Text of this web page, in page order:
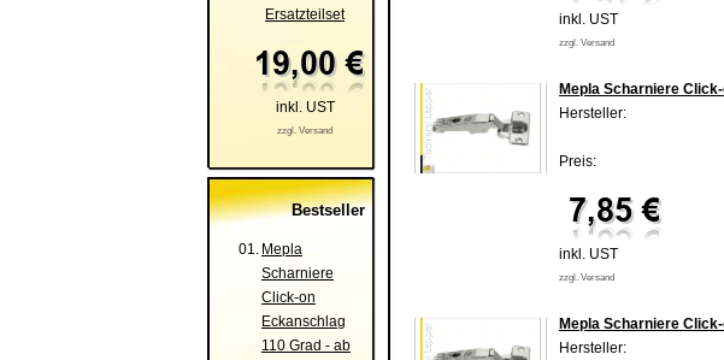
Ersatzteilset
inkl. UST
zzgl. Versand
Bestseller
01. Mepla
Scharniere
Click-on
Eckanschlag
110 Grad - ab
inkl. UST
zzgl. Versand
Mepla Scharniere
Hersteller:
Preis:
inkl. UST
zzgl. Versand
Mepla Scharniere
Hersteller: